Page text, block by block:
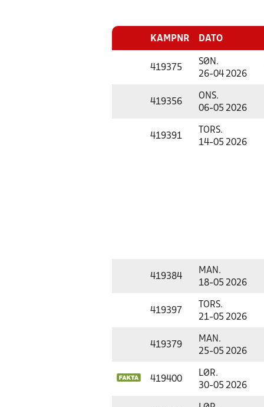
KAMPNR DATO
419375
SØN.
26-04 2026
419356
ONS.
06-05 2026
419391
TORS.
14-05 2026
419384
MAN.
18-05 2026
419397
TORS.
21-05 2026
419379
MAN.
25-05 2026
419400
LØR.
30-05 2026